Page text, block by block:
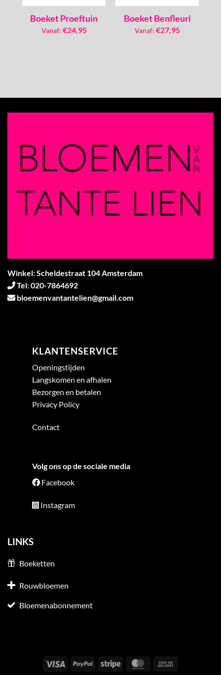
Boeket Proeftuin
Vanaf: €24,95
Boeket Benfleuri
Vanaf: €27,95
Winkel: Scheldestraat 104 Amsterdam
Tel: 020-7864692
bloemenvantantelien@gmail.com
KLANTENSERVICE
Openingstijden
Langskomen en afhalen
Bezorgen en betalen
Privacy Policy
Contact
Volg ons op de sociale media
Facebook
Instagram
LINKS
Boeketten
Rouwbloemen
Bloemenabonnement
Visa PayPal Stripe MasterCard